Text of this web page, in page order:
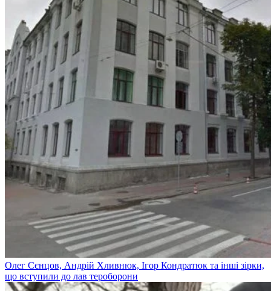
Олег Сєнцов, Андрій Хливнюк, Ігор Кондратюк та інші зірки,
що вступили до лав тероборони